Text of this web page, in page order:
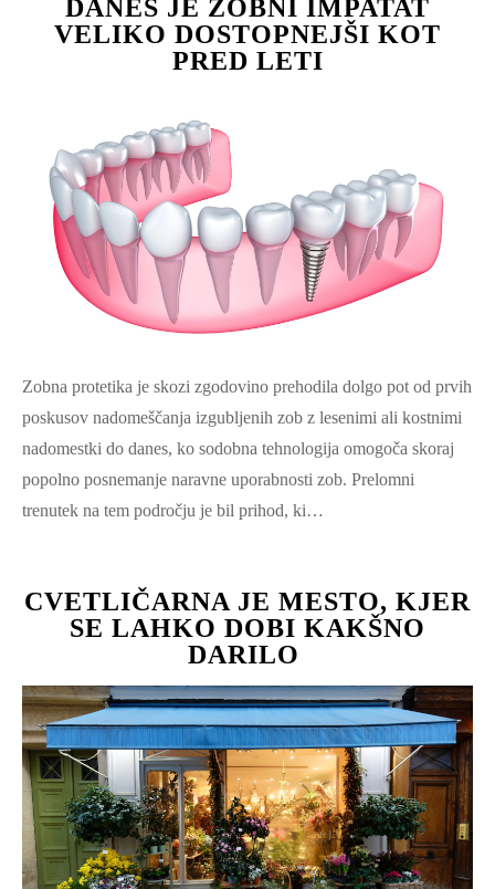
DANES JE ZOBNI IMPATAT
VELIKO DOSTOPNEJŠI KOT
PRED LETI
Zobna protetika je skozi zgodovino prehodila dolgo pot od prvih
poskusov nadomeščanja izgubljenih zob z lesenimi ali kostnimi
nadomestki do danes, ko sodobna tehnologija omogoča skoraj
popolno posnemanje naravne uporabnosti zob. Prelomni
trenutek na tem področju je bil prihod, ki…
CVETLIČARNA JE MESTO, KJER
SE LAHKO DOBI KAKŠNO
DARILO